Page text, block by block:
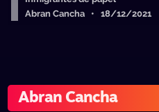
Abran Cancha • 18/12/2021
Abran Cancha